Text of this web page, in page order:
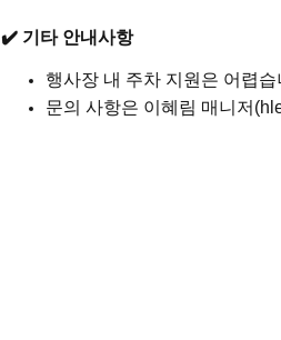
✔️ 기타 안내사항
행사장 내 주차 지원은 어렵
문의 사항은 이혜림 매니저